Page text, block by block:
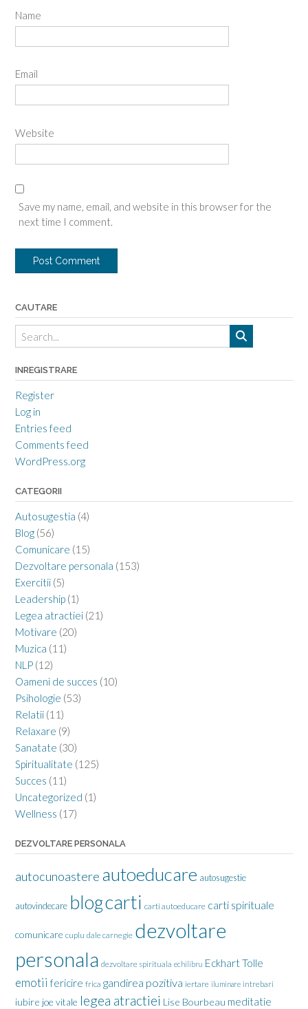
Name
Email
Website
Save my name, email, and website in this browser for the
next time I comment.
CAUTARE
INREGISTRARE
Register
Log in
Entries feed
Comments feed
WordPress.org
CATEGORII
Autosugestia (4)
Blog (56)
Comunicare (15)
Dezvoltare personala (153)
Exercitii (5)
Leadership (1)
Legea atractiei (21)
Motivare (20)
Muzica (11)
NLP (12)
Oameni de succes (10)
Psihologie (53)
Relatii (11)
Relaxare (9)
Sanatate (30)
Spiritualitate (125)
Succes (11)
Uncategorized (1)
Wellness (17)
DEZVOLTARE PERSONALA
autocunoastere autoeducare autosugestie
autovindecare blogcarti carti autoeducare carti spirituale
comunicare cuplu dale carnegie dezvoltare
personala dezvoltare spirituala echilibru Eckhart Tolle
emotii fericire frica gandirea pozitiva iertare iluminare intrebari
iubire joe vitale legea atractiei Lise Bourbeau meditatie